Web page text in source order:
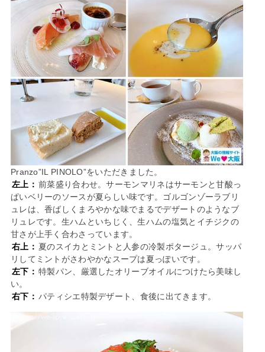
Pranzo”IL PINOLO”をいただきました。
左上： 前菜盛り合わせ。サーモンマリネはサーモンと甘酸っ
ぱいベリーのソースが夏らしい味です。ゴルゴンゾーラブリ
ュレは、香ばしくまろやかな味でまるでデザートのようなブ
リュレです。生ハムといちじく、生ハムの塩気とイチジクの
甘さが上手く合わさっています。
右上： 夏のスイカとミントと人参の冷製ポタージュ。サッパ
リしてミントがさわやかなスープは夏っぽいです。
左下： 特製パン、厳選したオリーブオイルにつけたら美味し
い。
右下： パティシエ特製デザート、食後に出てきます。